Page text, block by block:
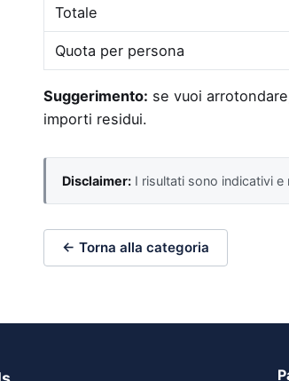
Totale
Quota per persona
Suggerimento: se vuoi
importi residui.
Disclaimer: I risultati sono indicativi
← Torna alla categoria